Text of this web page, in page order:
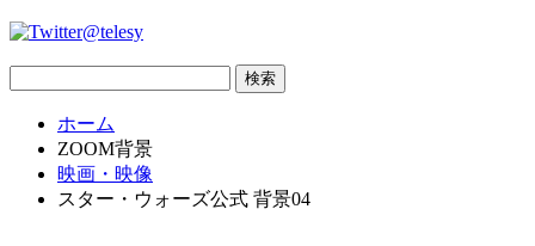
@telesy
ホーム
ZOOM背景
映画・映像
スター・ウォーズ公式 背景04